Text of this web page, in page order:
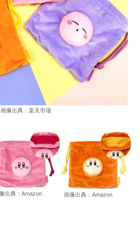
画像出典：楽天市場
出典：Amazon 画像出典：Amazon